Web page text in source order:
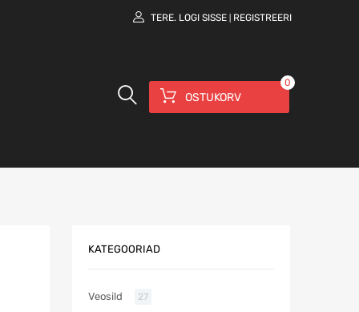
TERE. LOGI SISSE REGISTREERI
OSTUKORV
0
KATEGOORIAD
Veosild 27